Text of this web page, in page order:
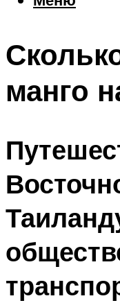
Шоппинг
манго